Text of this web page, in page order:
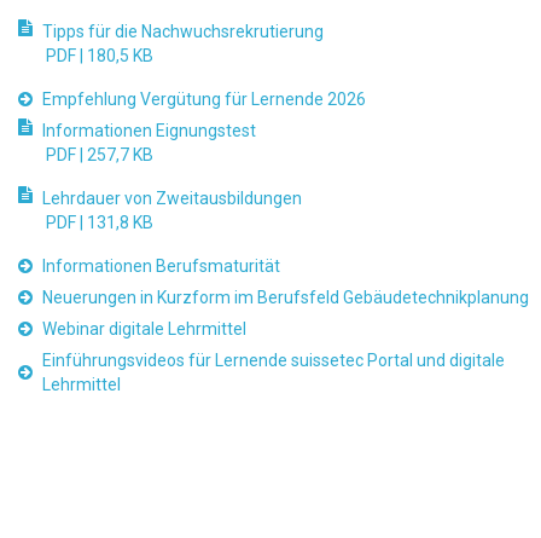
Tipps für die Nachwuchsrekrutierung
PDF | 180,5 KB
Empfehlung Vergütung für Lernende 2026
Informationen Eignungstest
PDF | 257,7 KB
Lehrdauer von Zweitausbildungen
PDF | 131,8 KB
Informationen Berufsmaturität
Neuerungen in Kurzform im Berufsfeld Gebäudetechnikplanung
Webinar digitale Lehrmittel
Einführungsvideos für Lernende suissetec Portal und digitale
Lehrmittel